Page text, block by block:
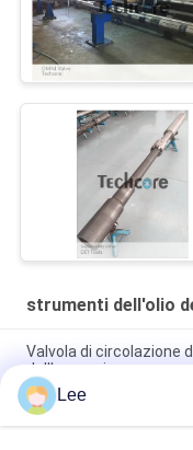
strumenti dell'olio
Valvola di circolazione
dell'operazione
Strumenti idraulici
del gambo di trapano
Lee